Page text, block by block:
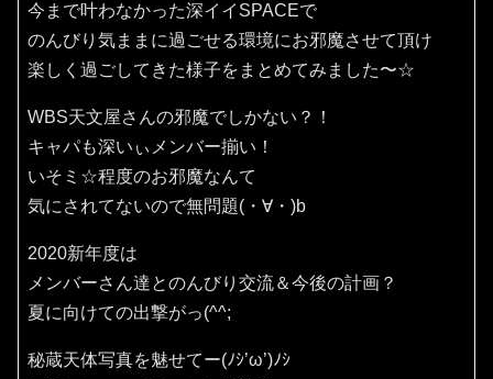
今まで叶わなかった深イイSPACEで
のんびり気ままに過ごせる環境にお邪魔させて頂け
楽しく過ごしてきた様子をまとめてみました〜☆
WBS天文屋さんの邪魔でしかない？！
キャパも深いぃメンバー揃い！
いそミ☆程度のお邪魔なんて
気にされてないので無問題(・∀・)b
2020新年度は
メンバーさん達とのんびり交流＆今後の計画？
夏に向けての出撃がっ(^^;
秘蔵天体写真を魅せてー(ﾉｼ’ω’)ﾉｼ